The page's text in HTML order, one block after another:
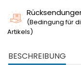
(Bedingung für
Artikels)
BESCHREIBUNG